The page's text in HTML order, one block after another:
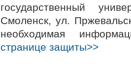
государственный
Смоленск, ул.
необходимая
странице защиты>>